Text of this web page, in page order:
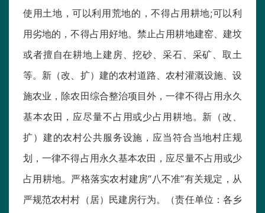
使用土地，可以利用荒地的，不得占用耕地;可以利
用劣地的，不得占用好地。禁止占用耕地建窑、建坟
或者擅自在耕地上建房、挖砂、采石、采矿、取土
等。新（改、扩）建的农村道路、农村灌溉设施、设
施农业，除农田综合整治项目外，一律不得占用永久
基本农田，应尽量不占用或少占用耕地。新（改、
扩）建的农村公共服务设施，应当符合当地村庄规
划，一律不得占用永久基本农田，应尽量不占用或少
占用耕地。严格落实农村建房“八不准”有关规定，从
严规范农村村（居）民建房行为。（责任单位：各乡